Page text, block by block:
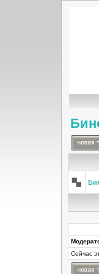
Сейчас